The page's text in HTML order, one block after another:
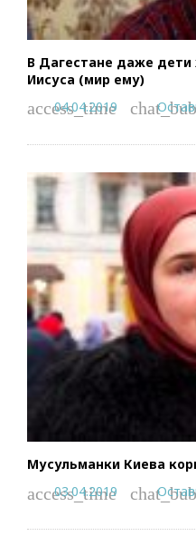
В Дагестане даже
Иисуса (мир ему)
access_time
04.04.2019
Мусульманки Киева
access_time
03.04.2019